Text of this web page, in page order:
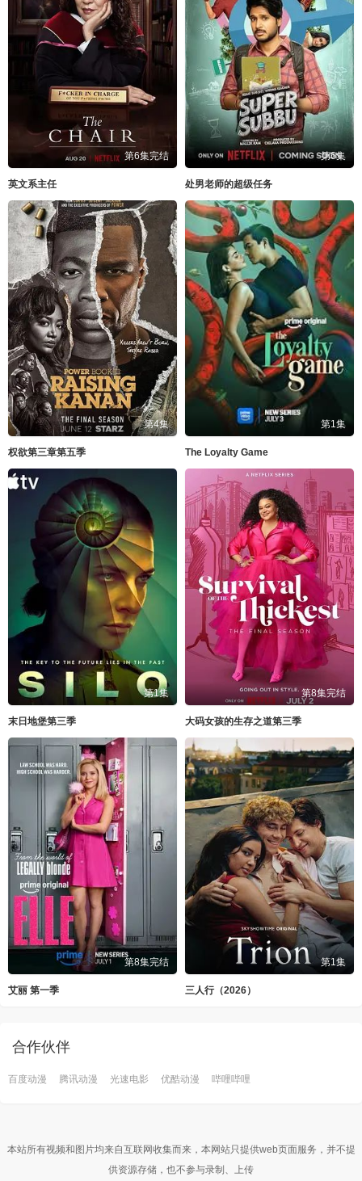
第6集完结
英文系主任
第6集
处男老师的超级任务
第4集
权欲第三章第五季
第1集
The Loyalty Game
第1集
末日地堡第三季
第8集完结
大码女孩的生存之道第三季
第8集完结
艾丽 第一季
第1集
三人行（2026）
合作伙伴
百度动漫 腾讯动漫 光速电影 优酷动漫 哔哩哔哩
本站所有视频和图片均来自互联网收集而来，本网站只提供web页面服务，并不提
供资源存储，也不参与录制、上传